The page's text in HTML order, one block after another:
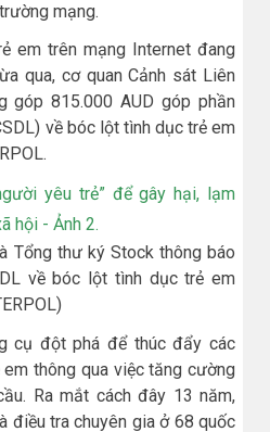
mạng.
em trên mạng Internet đang
qua, cơ quan Cảnh sát Liên
góp 815.000 AUD góp phần
về bóc lột tình dục trẻ em
Tổng thư ký Stock thông báo
về bóc lột tình dục trẻ em
cụ đột phá để thúc đẩy các
thông qua việc tăng cường
Ra mắt cách đây 13 năm,
điều tra chuyên gia ở 68 quốc